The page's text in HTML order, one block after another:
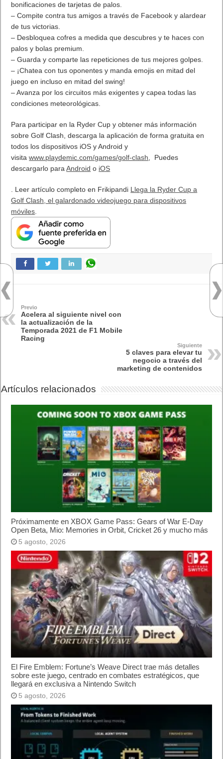
bonificaciones de tarjetas de palos.
– Compite contra tus amigos a través de Facebook y alardear
de tus victorias.
– Desbloquea cofres a medida que descubres y te haces con
palos y bolas premium.
– Guarda y comparte las repeticiones de tus mejores golpes.
– ¡Chatea con tus oponentes y manda emojis en mitad del
juego en incluso en mitad del swing!
– Avanza por los circuitos más exigentes y capea todas las
condiciones meteorológicas.
Para participar en la Ryder Cup y obtener más información
sobre Golf Clash, descarga la aplicación de forma gratuita en
todos los dispositivos iOS y Android y
visitawww.playdemic.com/games/golf-clash, Puedes
descargarlo paraAndroid o iOS
. Leer artículo completo en Frikipandi Llega la Ryder Cup a
Golf Clash, el galardonado videojuego para dispositivos
móviles.
Previo
Acelera al siguiente nivel con
la actualización de la
Temporada 2021 de F1 Mobile
Racing
Siguiente
5 claves para elevar tu
negocio a través del
marketing de contenidos
Artículos relacionados
Próximamente en XBOX Game Pass: Gears of War E-Day
Open Beta, Mio: Memories in Orbit, Cricket 26 y mucho más
5 agosto, 2026
El Fire Emblem: Fortune’s Weave Direct trae más detalles
sobre este juego, centrado en combates estratégicos, que
llegará en exclusiva a Nintendo Switch
5 agosto, 2026